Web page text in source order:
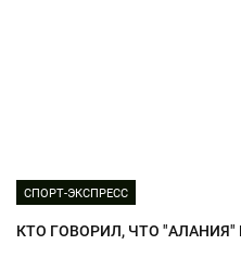
СПОРТ-ЭКСПРЕСС
КТО ГОВОРИЛ, ЧТО